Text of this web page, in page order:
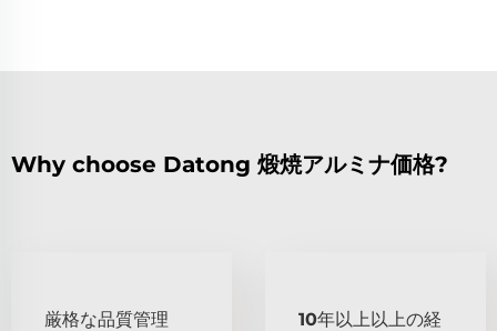
Why choose Datong 煅焼アルミナ価格?
厳格な品質管理
10年以上以上の経